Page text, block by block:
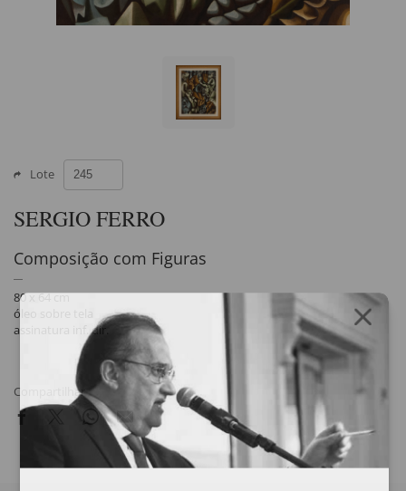
Lote
SERGIO FERRO
Composição com Figuras
80 x 64 cm
óleo sobre tela
assinatura inf. dir.
Compartilhar